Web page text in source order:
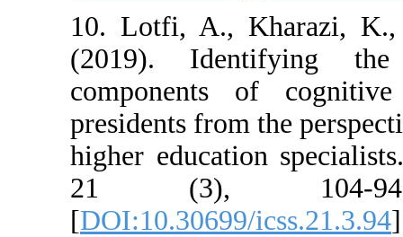
10. Lotfi, A.,
(2019).
components
presidents from
higher
21 (3),
[DOI:10.30699/